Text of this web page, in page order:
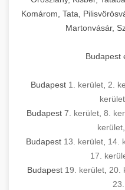
Komárom, Tata,
Martonvásár,
Budapest
Budapest 1. kerület 2.
kerület
Budapest 7. kerület, 8.
kerület
Budapest 13. kerület 14.
17.
Budapest 19. kerület 20.